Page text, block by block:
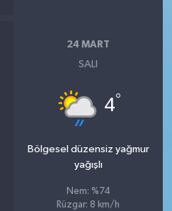
24 MART
SALI
4°
Bölgesel düzensiz yağmur
yağışlı
Nem: %74
Rüzgar: 8 km/h